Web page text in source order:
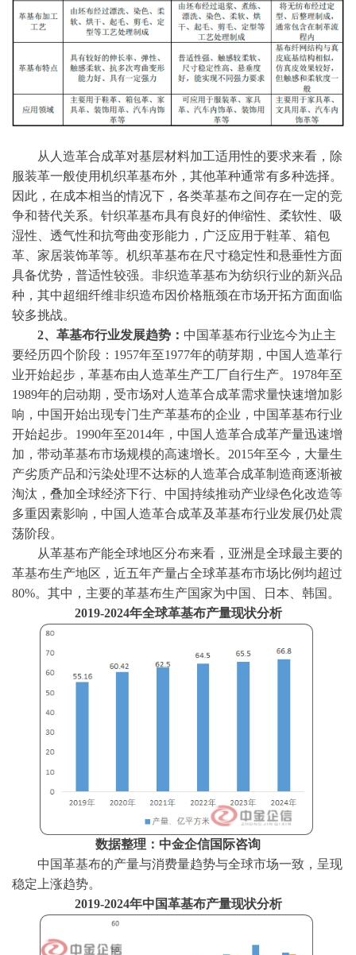
从人造革合成革对基层材料加工适用性的要求来看，除
服装革一般使用机织革基布外，其他革种通常有多种选择。
因此，在成本相当的情况下，各类革基布之间存在一定的竞
争和替代关系。针织革基布具有良好的伸缩性、柔软性、吸
湿性、透气性和抗弯曲变形能力，广泛应用于鞋革、箱包
革、家居装饰革等。机织革基布在尺寸稳定性和悬垂性方面
具备优势，普适性较强。非织造革基布为纺织行业的新兴品
种，其中超细纤维非织造布因价格瓶颈在市场开拓方面面临
较多挑战。
2、革基布行业发展趋势： 中国革基布行业迄今为止主
要经历四个阶段： 1957年至1977年的萌芽期，中国人造革行
业开始起步，革基布由人造革生产工厂自行生产。1978年至
1989年的启动期，受市场对人造革合成革需求量快速增加影
响，中国开始出现专门生产革基布的企业，中国革基布行业
开始起步。1990年至2014年，中国人造革合成革产量迅速增
加，带动革基布市场规模的高速增长。2015年至今，大量生
产劣质产品和污染处理不达标的人造革合成革制造商逐渐被
淘汰，叠加全球经济下行、中国持续推动产业绿色化改造等
多重因素影响，中国人造革合成革及革基布行业发展仍处震
荡阶段。
从革基布产能全球地区分布来看，亚洲是全球最主要的
革基布生产地区，近五年产量占全球革基布市场比例均超过
80%。其中，主要的革基布生产国家为中国、日本、韩国。
2019-2024年全球革基布产量现状分析
数据整理：中金企信国际咨询
中国革基布的产量与消费量趋势与全球市场一致，呈现
稳定上涨趋势。
2019-2024年中国革基布产量现状分析